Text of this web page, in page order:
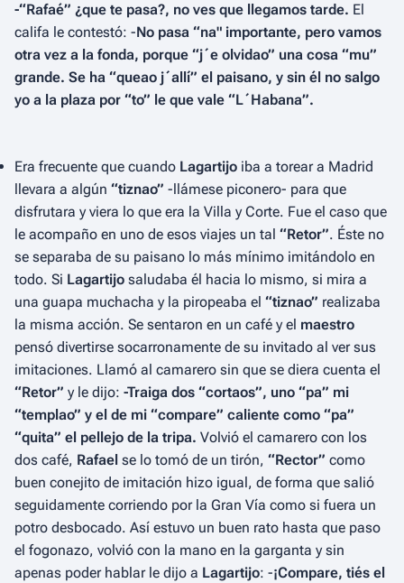
-“Rafaé” ¿que te pasa?, no ves que llegamos tarde. El
califa le contestó: -No pasa “na" importante, pero vamos
otra vez a la fonda, porque “j´e olvidao” una cosa “mu”
grande. Se ha “queao j´allí” el paisano, y sin él no salgo
yo a la plaza por “to” le que vale “L´Habana”.
Era frecuente que cuando Lagartijo iba a torear a Madrid
llevara a algún “tiznao” -llámese piconero- para que
disfrutara y viera lo que era la Villa y Corte. Fue el caso que
le acompaño en uno de esos viajes un tal “Retor”. Éste no
se separaba de su paisano lo más mínimo imitándolo en
todo. Si Lagartijo saludaba él hacia lo mismo, si mira a
una guapa muchacha y la piropeaba el “tiznao” realizaba
la misma acción. Se sentaron en un café y el maestro
pensó divertirse socarronamente de su invitado al ver sus
imitaciones. Llamó al camarero sin que se diera cuenta el
“Retor” y le dijo: -Traiga dos “cortaos”, uno “pa” mi
“templao” y el de mi “compare” caliente como “pa”
“quita” el pellejo de la tripa. Volvió el camarero con los
dos café, Rafael se lo tomó de un tirón, “Rector” como
buen conejito de imitación hizo igual, de forma que salió
seguidamente corriendo por la Gran Vía como si fuera un
potro desbocado. Así estuvo un buen rato hasta que paso
el fogonazo, volvió con la mano en la garganta y sin
apenas poder hablar le dijo a Lagartijo: -¡Compare, tiés el